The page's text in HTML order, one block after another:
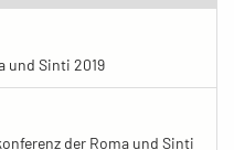
und Sinti 2019
der Roma und Sinti